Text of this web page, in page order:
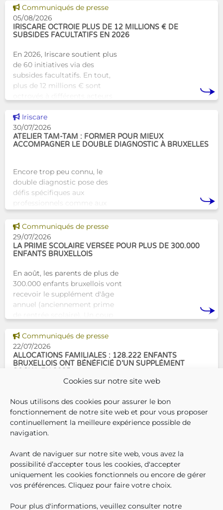
Cookies sur notre site web
Nous utilisons des cookies pour assurer le bon
fonctionnement de notre site web et pour vous proposer
continuellement la meilleure expérience possible de
navigation.
Avant de naviguer sur notre site web, vous avez la
possibilité d’accepter tous les cookies, d'accepter
uniquement les cookies fonctionnels ou encore de gérer
vos préférences. Cliquez pour faire votre choix.
Pour plus d'informations, veuillez consulter notre
alternative innovante et
humaine aux structures
d’hébergement traditionnel
Voir cette news
Communiqués de presse
05/08/2026
IRISCARE OCTROIE PLUS DE 12 MILLIONS € DE
SUBSIDES FACULTATIFS EN 2026
En 2026, Iriscare soutient plus
de 60 initiatives via des
subsides facultatifs. En tout,
plus de 12 millions € sont
travail au serv
Voir cette news
Iriscare
30/07/2026
ATELIER TAM-TAM : FORMER POUR MIEUX
ACCOMPAGNER LE DOUBLE DIAGNOSTIC À BRUXELLES
Encore trop peu connu, le
double diagnostic pose des
défis spécifiques aux
professionnels comme aux
Tam-Tam apporte une réponse
concrète avec une formation
dest
Voir cette news
Communiqués de presse
29/07/2026
LA PRIME SCOLAIRE VERSÉE POUR PLUS DE 300.000
ENFANTS BRUXELLOIS
En août, les parents de plus de
300.000 enfants bruxellois vont
recevoir le supplément d'âge
annuel (anciennement prime
commencer la
Voir cette news
Communiqués de presse
22/07/2026
ALLOCATIONS FAMILIALES : 128.222 ENFANTS
BRUXELLOIS ONT BÉNÉFICIÉ D’UN SUPPLÉMENT
En décembre 2025, 304.966
enfants bruxellois avaient droit
aux allocations familiales.
Parmi eux, 128.222
supplément social en plus du
montant de base de leurs all
QUI SOMMES-NOUS ?
TRAVAILLER CHEZ NOUS
TOUTES LES NEWS
TRANSPARENCE
CONTACTEZ-NOUS